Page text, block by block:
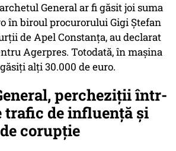
General ar fi găsit joi suma
în biroul procurorului Gigi Ştefan
de Apel Constanţa, au declarat
Agerpres. Totodată, în maşina
alţi 30.000 de euro.
percheziţii într-
trafic de influenţă şi
corupţie